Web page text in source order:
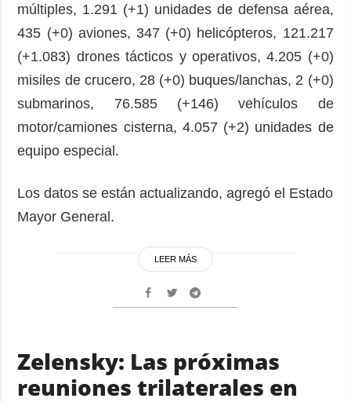
múltiples, 1.291 (+1) unidades de defensa aérea,
435 (+0) aviones, 347 (+0) helicópteros, 121.217
(+1.083) drones tácticos y operativos, 4.205 (+0)
misiles de crucero, 28 (+0) buques/lanchas, 2 (+0)
submarinos, 76.585 (+146) vehículos de
motor/camiones cisterna, 4.057 (+2) unidades de
equipo especial.
Los datos se están actualizando, agregó el Estado
Mayor General.
LEER MÁS
Zelensky: Las próximas
reuniones trilaterales en